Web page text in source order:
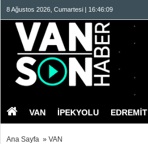
8 Ağustos 2026, Cumartesi | 16:46:09
VAN İPEKYOLU EDREMİT
Ana Sayfa » VAN